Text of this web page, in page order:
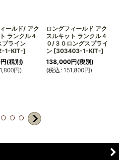
ールド/ アク
ランクル４
プライン
1-KIT-]
円(税別)
円)
ロングフィールド アク
スルキット ランクル４
０/３０ロングスプライ
ン [303403-1-KIT-]
138,000円(税別)
(税込 : 151,800円)